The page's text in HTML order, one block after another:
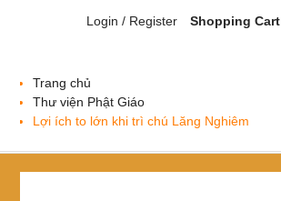
Login / Register
Shopping Cart
Trang chủ
Thư viện Phật Giáo
Lợi ích to lớn khi trì chú Lăng Nghiêm